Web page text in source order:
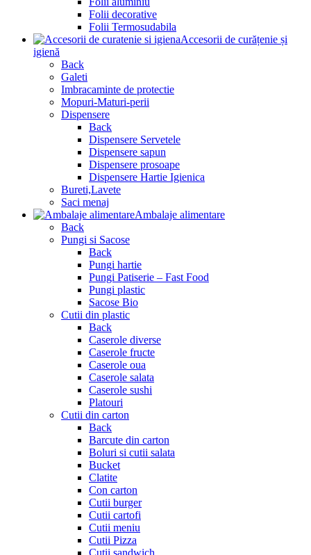
Folii decorative
Folii Termosudabila
Accesorii de curățenie și
igienă
Back
Galeti
Imbracaminte de protectie
Mopuri-Maturi-perii
Dispensere
Back
Dispensere Servetele
Dispensere sapun
Dispensere prosoape
Dispensere Hartie Igienica
Bureti,Lavete
Saci menaj
Ambalaje alimentare
Back
Pungi si Sacose
Back
Pungi hartie
Pungi Patiserie – Fast Food
Pungi plastic
Sacose Bio
Cutii din plastic
Back
Caserole diverse
Caserole fructe
Caserole oua
Caserole salata
Caserole sushi
Platouri
Cutii din carton
Back
Barcute din carton
Boluri si cutii salata
Bucket
Clatite
Con carton
Cutii burger
Cutii cartofi
Cutii meniu
Cutii Pizza